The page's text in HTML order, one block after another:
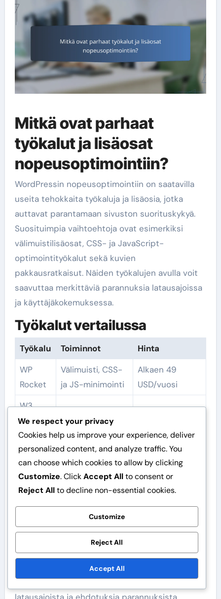
Mitkä ovat parhaat
työkalut ja lisäosat
nopeusoptimointiin?
WordPressin nopeusoptimointiin on saatavilla
useita tehokkaita työkaluja ja lisäosia, jotka
auttavat parantamaan sivuston suorituskykyä.
Suosituimpia vaihtoehtoja ovat esimerkiksi
välimuistilisäosat, CSS- ja JavaScript-
optimointityökalut sekä kuvien
pakkausratkaisut. Näiden työkalujen avulla voit
saavuttaa merkittäviä parannuksia latausajoissa
ja käyttäjäkokemuksessa.
Työkalut vertailussa
Työkalu Toiminnot
Hinta
WP
Rocket
Välimuisti, CSS-
ja JS-minimointi
Alkaen 49
USD/vuosi
W3
Total
Cache
tuki
Smush Kuvien pakkaus
alkaen 6
USD/kk
Suorituskyvyn mittaus
Ennen optimointitoimenpiteiden aloittamista on
tärkeää mitata nykyinen suorituskyky. Voit
käyttää työkaluja kuten Google PageSpeed
Insights tai GTmetrix, jotka tarjoavat arvion
We respect your privacy
Cookies help us improve your experience, deliver
personalized content, and analyze traffic. You
can choose which cookies to allow by clicking
Customize. ClickAccept Allto consent or
Reject Allto decline non-essential cookies.
Customize
Reject All
Accept All